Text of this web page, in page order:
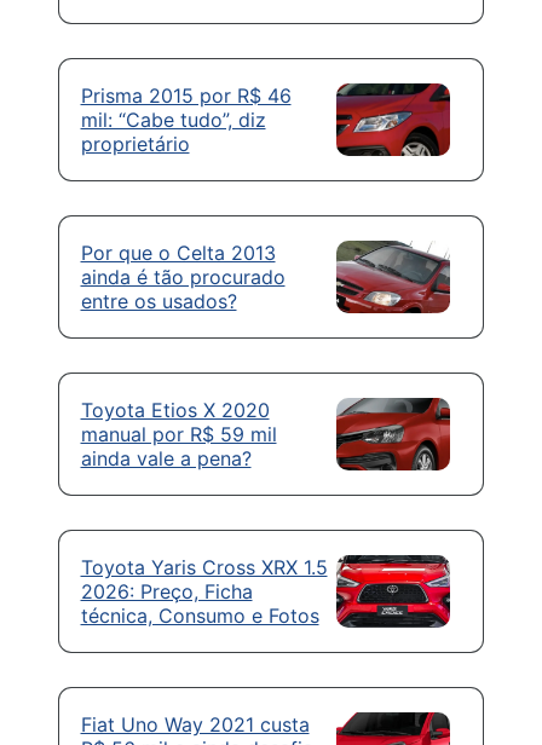
Prisma 2015 por R$ 46
mil: “Cabe tudo”, diz
proprietário
Por que o Celta 2013
ainda é tão procurado
entre os usados?
Toyota Etios X 2020
manual por R$ 59 mil
ainda vale a pena?
Toyota Yaris Cross XRX 1.5
2026: Preço, Ficha
técnica, Consumo e Fotos
Fiat Uno Way 2021 custa